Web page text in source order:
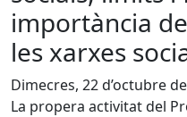
importància
les xarxes
Dimecres, 22 d’octubre
La propera activitat del